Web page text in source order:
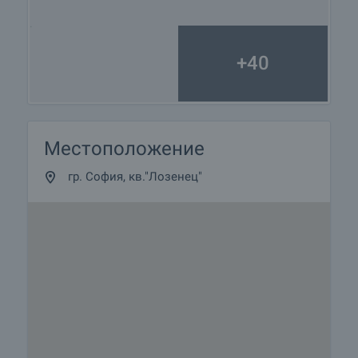
+40
Местоположение
гр. София, кв."Лозенец"